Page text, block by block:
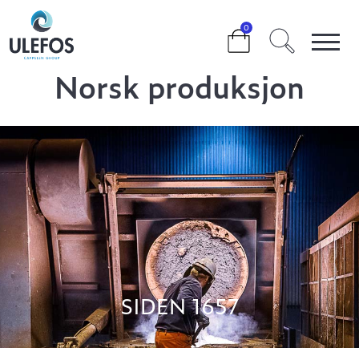
0
NORSK PRODUKSJON
Norsk produksjon
SIDEN 1657